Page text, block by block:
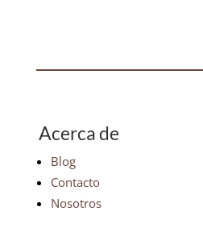
Acerca de
Blog
Contacto
Nosotros